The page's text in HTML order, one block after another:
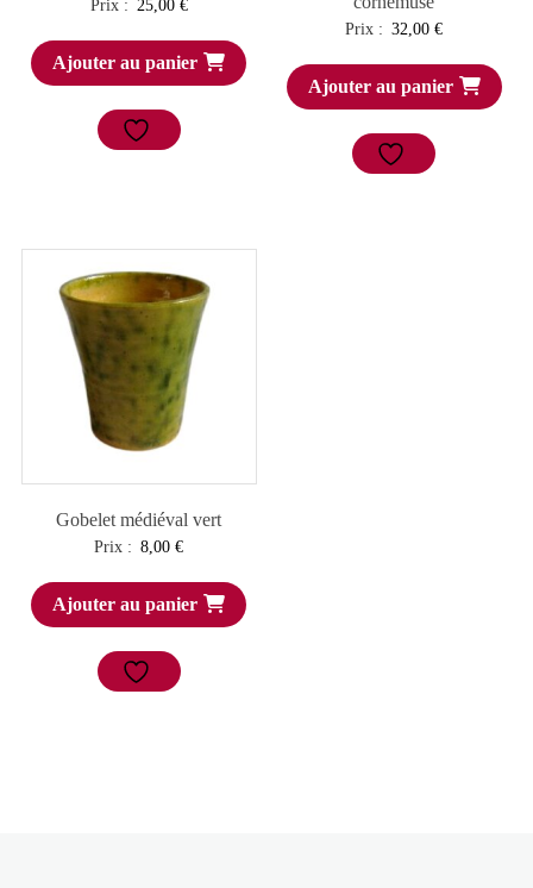
Prix : 25,00 €
Ajouter au panier
Prix : 32,00€
Ajouter au panier
Gobelet médiéval vert
Prix : 8,00€
Ajouter au panier